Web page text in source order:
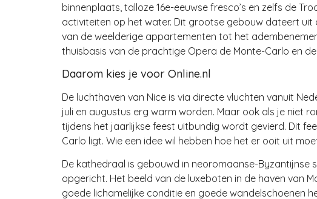
binnenplaats, talloze 16e-eeuwse fresco’s en zelfs de
activiteiten op het water. Dit grootse gebouw dateert uit
van de weelderige appartementen tot het
thuisbasis van de prachtige Opera de Monte-Carlo en
Daarom kies je voor Online.nl
De luchthaven van Nice is via directe vluchten vanuit
juli en augustus erg warm worden. Maar ook als je niet
tijdens het jaarlijkse feest uitbundig wordt gevierd. Dit
Carlo ligt. Wie een idee wil hebben hoe het er ooit uit
De kathedraal is gebouwd in neoromaanse-Byzantijnse
opgericht. Het beeld van de luxeboten in de haven van
goede lichamelijke conditie en goede wandelschoenen